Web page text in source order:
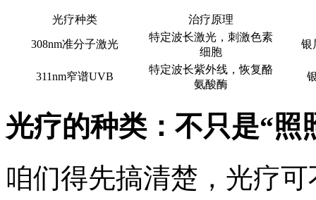
光疗种类 治疗原理
308nm准分子激光
特定波长激光，刺激色素
细胞
银
311nm窄谱UVB
特定波长紫外线，恢复酪
氨酸酶
光疗的种类：不只是“照
咱们得先搞清楚，光疗